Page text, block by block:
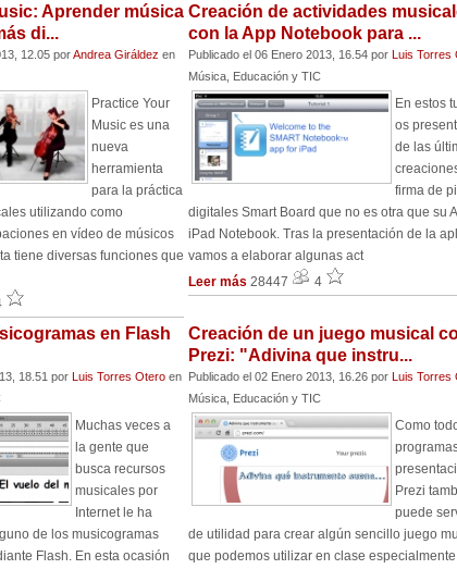
Aprender música
di...
12.05 porAndrea Giráldez en
Practice Your
Music es una
nueva
herramienta
para la práctica
utilizando como
en vídeo de músicos
tiene diversas funciones que
Creación de actividades
con la App Notebook para ...
Publicado el 06 Enero 2013, 16.54 por Luis Torres
Música, Educación y TIC
En estos
os
de las
firma de
digitales Smart Board que no es otra que su
iPad Notebook. Tras la presentación de la
vamos a elaborar algunas act
Leer más 28447 4
en Flash
18.51 por Luis Torres Otero en
Muchas veces a
la gente que
busca recursos
musicales por
Internet le ha
de los musicogramas
Flash. En esta ocasión
Creación de un juego musical
Prezi: "Adivina que instru...
Publicado el 02 Enero 2013, 16.26 por Luis Torres
Música, Educación y TIC
Como
Prezi
puede
de utilidad para crear algún sencillo juego
que podemos utilizar en clase